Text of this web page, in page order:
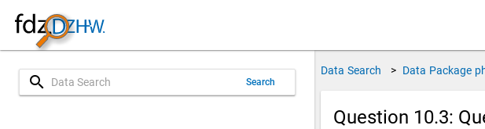
search Search
Data Search > Data Package
Question 10.3: